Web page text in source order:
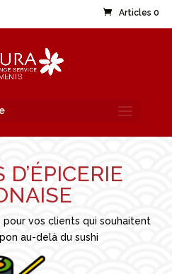
Articles 0
pour vos clients qui souhaitent
au-delà du sushi